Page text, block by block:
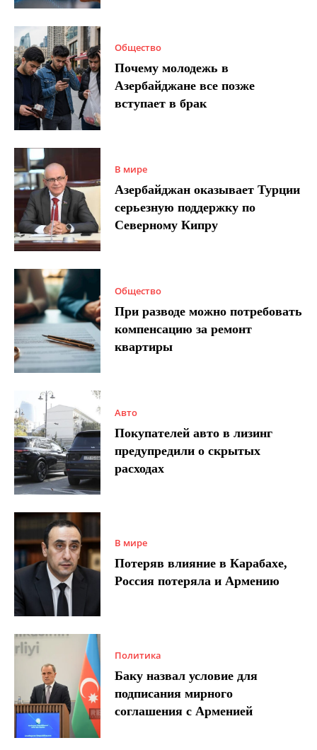
Общество
Почему молодежь в
Азербайджане все позже
вступает в брак
В мире
Азербайджан оказывает Турции
серьезную поддержку по
Северному Кипру
Общество
При разводе можно потребовать
компенсацию за ремонт
квартиры
Авто
Покупателей авто в лизинг
предупредили о скрытых
расходах
В мире
Потеряв влияние в Карабахе,
Россия потеряла и Армению
Политика
Баку назвал условие для
подписания мирного
соглашения с Арменией